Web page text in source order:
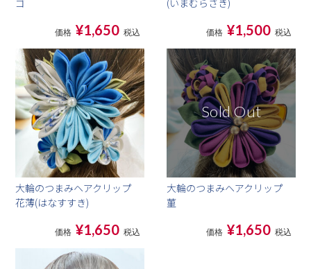
価格 ¥1,650 税込 価格 ¥1,500 税込
大輪のつまみヘアクリップ
花薄(はなすすき)
価格 ¥1,650 税込
Sold Out
大輪のつまみヘアクリップ
菫
価格 ¥1,650 税込